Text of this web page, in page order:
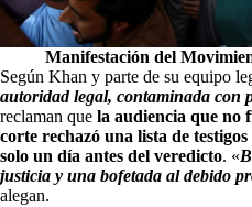
Manifestación del
Según Khan y parte de su equipo
autoridad legal, contaminada con
reclaman que la audiencia que no
corte rechazó una lista de
solo un día antes del veredicto. «
justicia y una bofetada al debido
alegan.